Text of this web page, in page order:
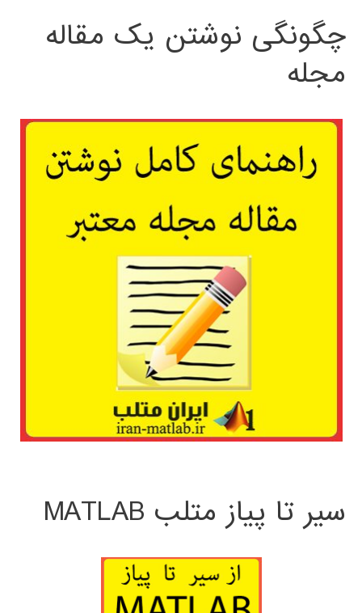
چگونگی نوشتن یک مقاله
مجله
سیر تا پیاز متلب MATLAB